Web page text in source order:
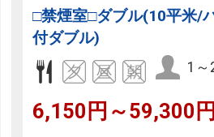
□禁煙室□ダブル(10平米/
付ダブル)
1～
6,150円～59,300円